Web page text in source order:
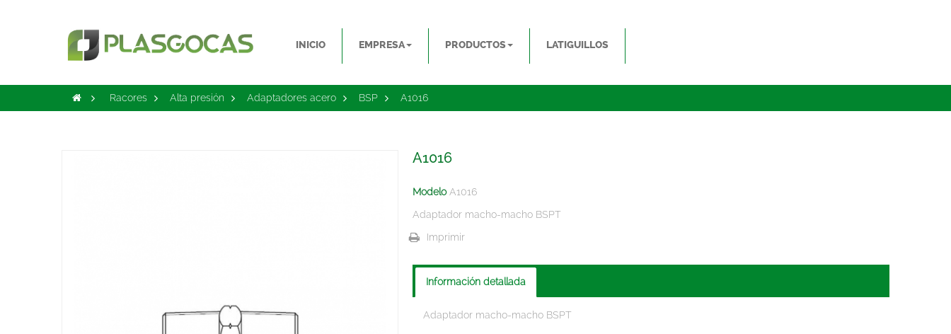
INICIO EMPRESA PRODUCTOS LATIGUILLOS
> Racores > Alta presión > Adaptadores acero > BSP > A1016
A1016
Modelo A1016
Adaptador macho-macho BSPT
Imprimir
Información detallada
Adaptador macho-macho BSPT